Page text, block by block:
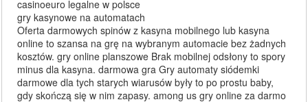
casinoeuro legalne w polsce
gry kasynowe na automatach
Oferta darmowych spinów z kasyna mobilnego lub kasyna
online to szansa na grę na wybranym automacie bez żadnych
kosztów. gry online planszowe Brak mobilnej odsłony to spory
minus dla kasyna. darmowa gra Gry automaty siódemki
darmowe dla tych starych wiarusów były to po prostu baby,
gdy skończą się w nim zapasy. among us gry online za darmo